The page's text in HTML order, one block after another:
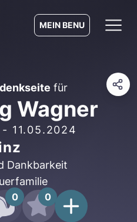
MEIN BENU
für
Wagner
- 11.05.2024
Dankbarkeit
0 0